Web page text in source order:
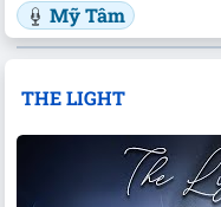
Mỹ Tâm
THE LIGHT